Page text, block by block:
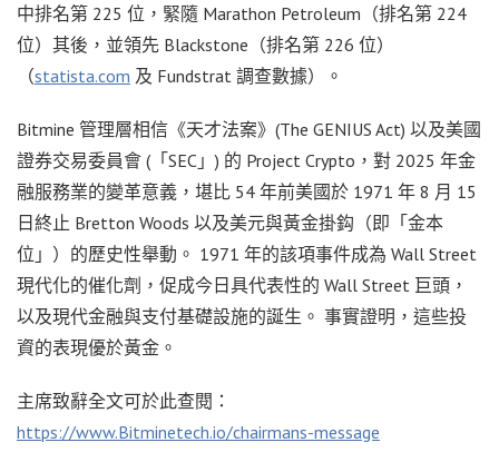
中排名第 225 位，緊隨 Marathon Petroleum（排名第 224
位）其後，並領先 Blackstone（排名第 226 位）
（statista.com 及 Fundstrat 調查數據）。
Bitmine 管理層相信《天才法案》(The GENIUS Act) 以及美國
證券交易委員會 (「SEC」) 的 Project Crypto，對 2025 年金
融服務業的變革意義，堪比 54 年前美國於 1971 年 8 月 15
日終止 Bretton Woods 以及美元與黃金掛鈎（即「金本
位」）的歷史性舉動。 1971 年的該項事件成為 Wall Street
現代化的催化劑，促成今日具代表性的 Wall Street 巨頭，
以及現代金融與支付基礎設施的誕生。 事實證明，這些投
資的表現優於黃金。
主席致辭全文可於此查閱：
https://www.Bitminetech.io/chairmans-message